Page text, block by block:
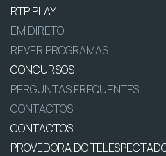
RTP PLAY
EM DIRETO
REVER PROGRAMAS
CONCURSOS
PERGUNTAS FREQUENTES
CONTACTOS
CONTACTOS
PROVEDORA DO